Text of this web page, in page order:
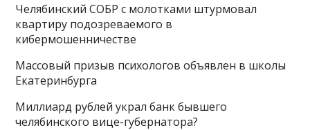
Челябинский СОБР с молотками штурмовал
квартиру подозреваемого в
кибермошенничестве
Массовый призыв психологов объявлен в школы
Екатеринбурга
Миллиард рублей украл банк бывшего
челябинского вице-губернатора?